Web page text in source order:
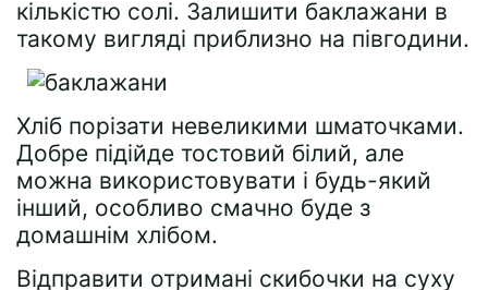
кількістю солі. Залишити баклажани в
такому вигляді приблизно на півгодини.
Хліб порізати невеликими шматочками.
Добре підійде тостовий білий, але
можна використовувати і будь-який
інший, особливо смачно буде з
домашнім хлібом.
Відправити отримані скибочки на суху